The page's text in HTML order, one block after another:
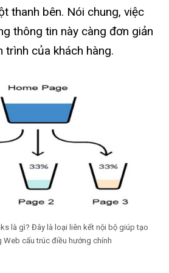
thanh bên. Nói chung, việc
thông tin này càng đơn giản
trình của khách hàng.
là gì? Đây là loại liên kết nội bộ giúp tạo
Web cấu trúc điều hướng chính